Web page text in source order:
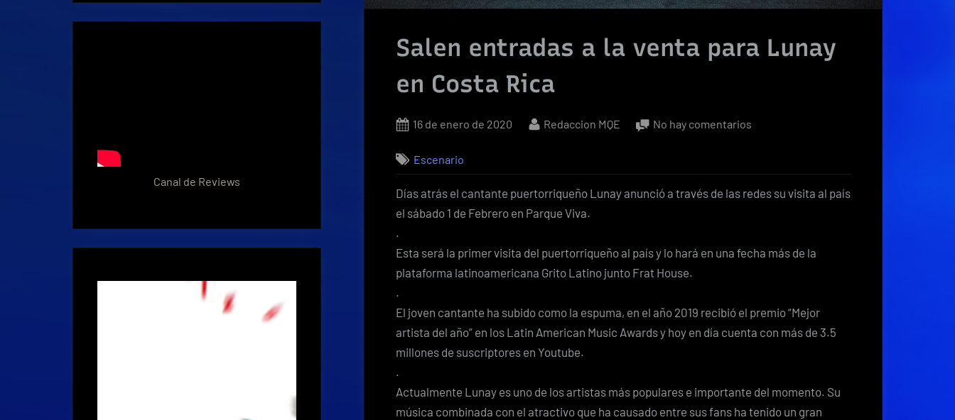
Salen entradas a la venta para Lunay
en Costa Rica
Posted
16 de enero de 2020 By
Redaccion MQE No hay comentarios
la
Lunay
Rica
Escenario
Días atrás el cantante puertorriqueño Lunay anunció a través de las redes su visita al país
el sábado 1 de Febrero en Parque Viva.
.
Esta será la primer visita del puertorriqueño al país y lo hará en una fecha más de la
plataforma latinoamericana Grito Latino junto Frat House.
.
El joven cantante ha subido como la espuma, en el año 2019 recibió el premio “Mejor
artista del año” en los Latin American Music Awards y hoy en día cuenta con más de 3.5
millones de suscriptores en Youtube.
.
Actualmente Lunay es uno de los artistas más populares e importante del momento. Su
música combinada con el atractivo que ha causado entre sus fans ha tenido un gran
Canal de Reviews